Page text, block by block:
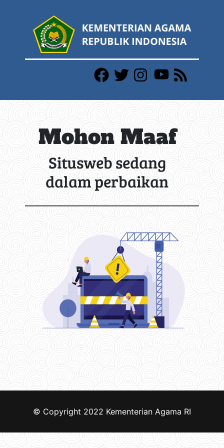
Mohon Maaf
Situsweb sedang
dalam perbaikan
© Copyright 2022 Kementerian Agama RI